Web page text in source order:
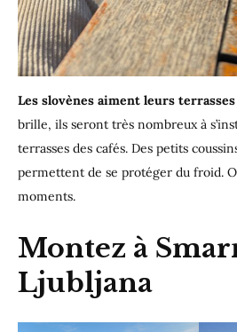
Les slovènes aiment leurs terrasses
brille, ils seront très nombreux à
terrasses des cafés. Des petits
permettent de se protéger du froid.
moments.
Montez à
Ljubljana